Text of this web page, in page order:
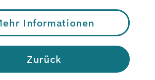
Informationen
Zurück